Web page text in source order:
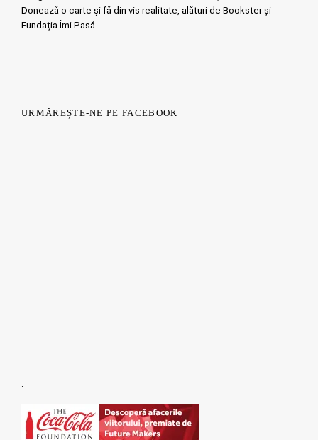
Doneazǎ o carte şi fǎ din vis realitate, alături de Bookster și
Fundația Îmi Pasă
URMĂREȘTE-NE PE FACEBOOK
.